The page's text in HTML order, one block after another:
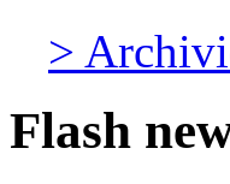
>
Flash